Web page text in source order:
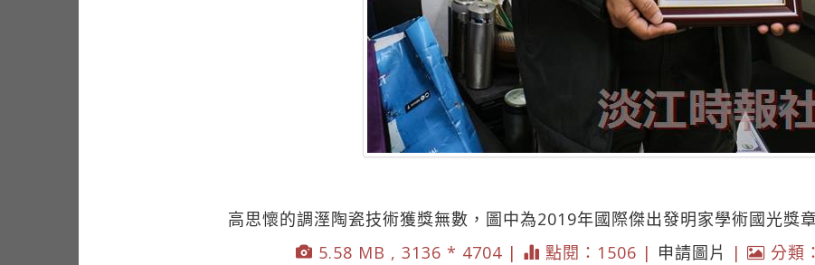
高思懷的調溼陶瓷技術獲獎無數，圖中為2019年國際傑出發明家學術國光獎
5.58 MB , 3136 * 4704 |
點閱：1506 | 申請圖片 | 分類